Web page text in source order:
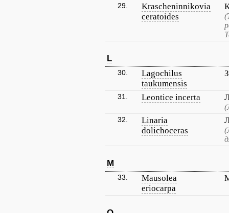
29.
Krascheninnikovia
ceratoides
L
30.
Lagochilus
taukumensis
31. Leontice incerta
32.
Linaria
dolichoceras
M
33.
Mausolea
eriocarpa